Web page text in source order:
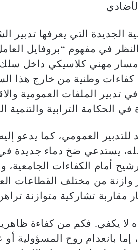
الجديدة التي يعرفها تدبير
في مفهوم “بروفايل
مهني كلاسيكي داخل سلك
كفاءات وطنية من خارج هذا
تدبير الملفات العمومية
في الحكامة الترابية والتنمية
للتدبير العمومي، كما يدعو
يستدعي ضخ دماء جديدة في
أمام الكفاءات الجامعية،
وازنة من مختلف القطاعات
مقاربة تشاركية متوازنة
لا يكفي. فكم من كفاءة
إما بانعدام روح